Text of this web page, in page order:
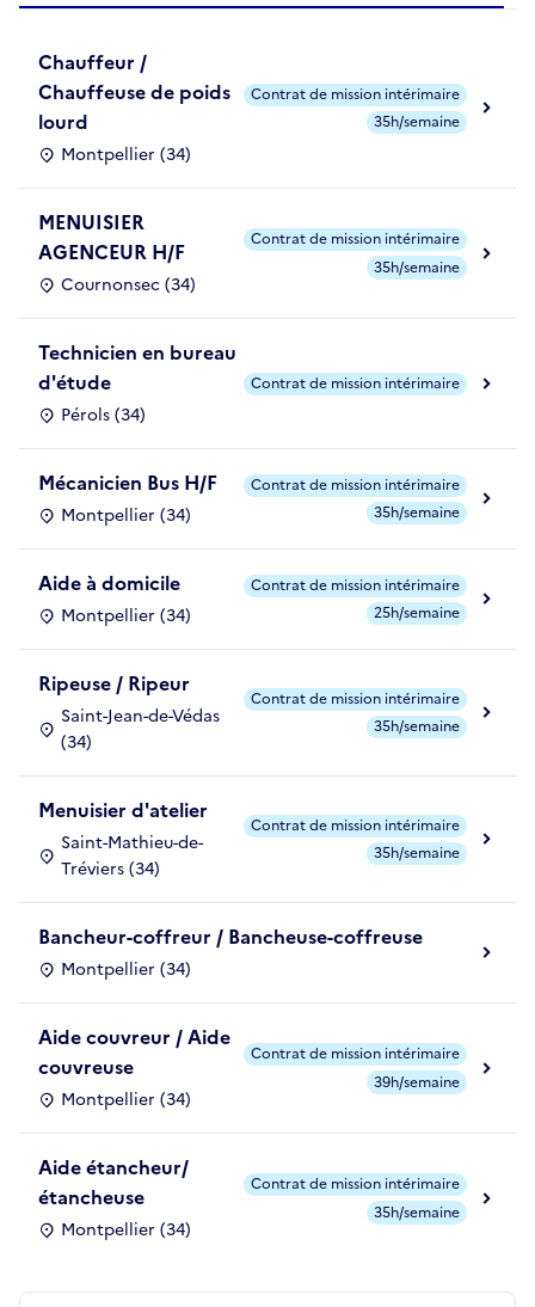
Chauffeur /
Chauffeuse de poids
lourd
Montpellier (34)
Contrat de mission intérimaire
35h/semaine
MENUISIER
AGENCEUR H/F
Cournonsec (34)
Contrat de mission intérimaire
35h/semaine
Technicien en bureau
d'étude
Pérols (34)
Contrat de mission intérimaire
Mécanicien Bus H/F
Montpellier (34)
Contrat de mission intérimaire
35h/semaine
Aide à domicile
Montpellier (34)
Contrat de mission intérimaire
25h/semaine
Ripeuse / Ripeur
Saint-Jean-de-Védas
(34)
Contrat de mission intérimaire
35h/semaine
Menuisier d'atelier
Saint-Mathieu-de-
Tréviers (34)
Contrat de mission intérimaire
35h/semaine
Bancheur-coffreur / Bancheuse-coffreuse
Montpellier (34)
Aide couvreur / Aide
couvreuse
Montpellier (34)
Contrat de mission intérimaire
39h/semaine
Aide étancheur/
étancheuse
Montpellier (34)
Contrat de mission intérimaire
35h/semaine